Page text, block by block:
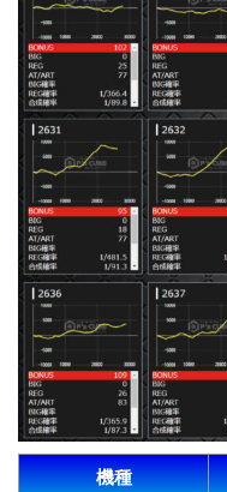
機種